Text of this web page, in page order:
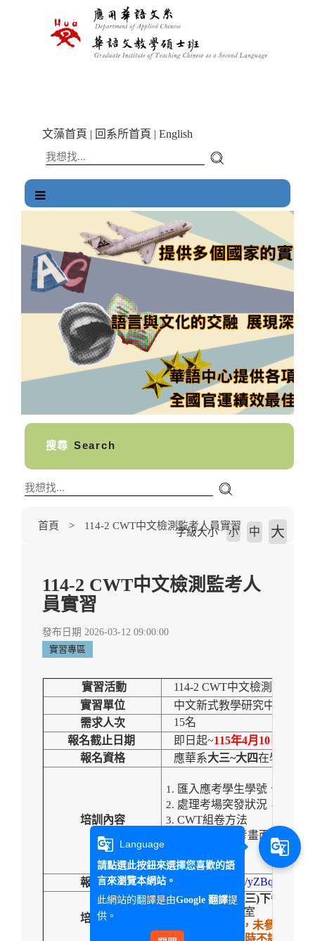
文藻首頁 | 回系所首頁 | English
搜尋 Search
首頁 114-2 CWT中文檢測監考人員實習
字級大小 小 中 大
114-2 CWT中文檢測監考人
員實習
發布日期 2026-03-12 09:00:00
實習專區
實習活動 114-2 CWT中文檢測監考人
實習單位
中文新式教學研究中心
需求人次
15名
報名截止日期
即日起~115年4月 10日
報名資格
應華系大三~大四在學生
培訓內容
匯入應考學生學號、姓名至
處理考場突發狀況，例：
CWT組卷方法
應考畫面之路徑
報名表單 https://forms.gle/
培訓日期
115年4 月22日 三)下午
地點：G351教室
務必全程參與，未參加培訓
g_translate Language
請點選此按鈕來選擇您喜歡的語
言來瀏覽本網站。
此網站的翻譯是由Google 翻譯提
供。
g_translate